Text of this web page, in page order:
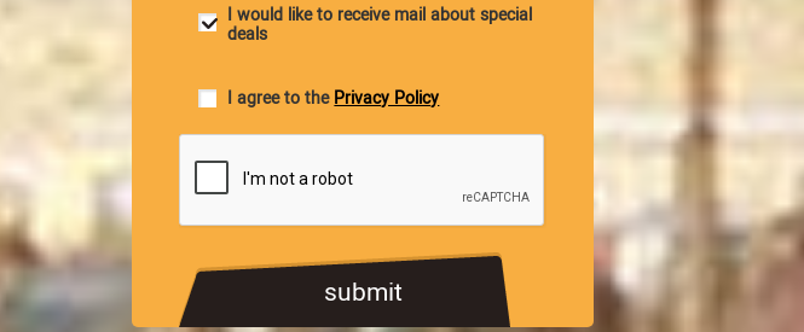
I would like to receive mail about special
deals
I agree to thePrivacy Policy